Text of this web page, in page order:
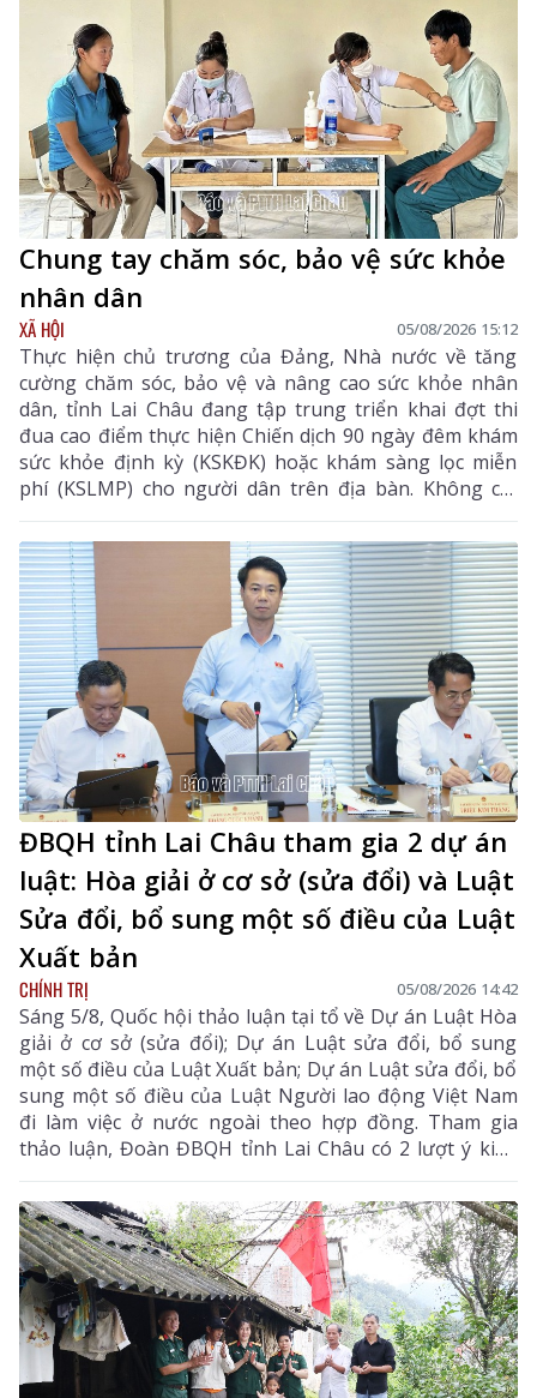
Chung tay chăm sóc, bảo vệ sức khỏe
nhân dân
XÃ HỘI 05/08/2026 15:12
Thực hiện chủ trương của Đảng, Nhà nước về tăng
cường chăm sóc, bảo vệ và nâng cao sức khỏe nhân
dân, tỉnh Lai Châu đang tập trung triển khai đợt thi
đua cao điểm thực hiện Chiến dịch 90 ngày đêm khám
sức khỏe định kỳ (KSKĐK) hoặc khám sàng lọc miễn
phí (KSLMP) cho người dân trên địa bàn. Không chỉ
góp phần phát hiện sớm bệnh tật, nâng cao chất
lượng chăm sóc sức khỏe (CSSK) ban đầu, chương
trình còn lan tỏa tinh thần trách nhiệm, y đức và sự
tận tâm của đội ngũ cán bộ y tế, hướng tới mục tiêu
mọi người dân đều được tiếp cận dịch vụ y tế công
bằng, chất lượng và nhân văn.
ĐBQH tỉnh Lai Châu tham gia 2 dự án
luật: Hòa giải ở cơ sở (sửa đổi) và Luật
Sửa đổi, bổ sung một số điều của Luật
Xuất bản
CHÍNH TRỊ 05/08/2026 14:42
Sáng 5/8, Quốc hội thảo luận tại tổ về Dự án Luật Hòa
giải ở cơ sở (sửa đổi); Dự án Luật sửa đổi, bổ sung
một số điều của Luật Xuất bản; Dự án Luật sửa đổi, bổ
sung một số điều của Luật Người lao động Việt Nam
đi làm việc ở nước ngoài theo hợp đồng. Tham gia
thảo luận, Đoàn ĐBQH tỉnh Lai Châu có 2 lượt ý kiến
đối với Dự án Luật Hòa giải ở cơ sở (sửa đổi) và Dự án
Luật sửa đổi, bổ sung một số điều của Luật Xuất bản.